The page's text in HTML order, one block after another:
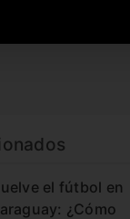
el fútbol en
¿Cómo